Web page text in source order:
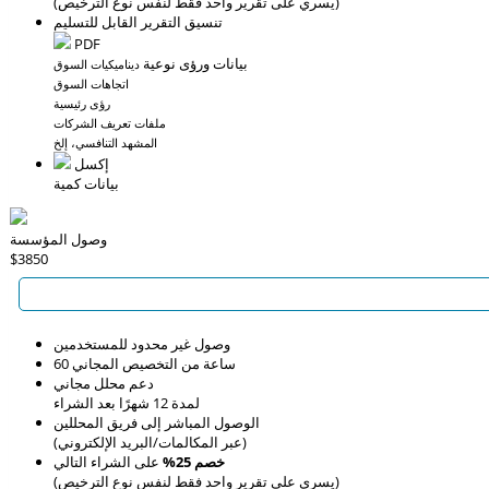
تنسيق التقرير القابل للتسليم
PDF
بيانات ورؤى نوعية ديناميكيات السوق
اتجاهات السوق
رؤى رئيسية
ملفات تعريف الشركات
المشهد التنافسي، إلخ
إكسل
بيانات كمية
وصول المؤسسة
$3850
وصول غير محدود للمستخدمين
60 ساعة من التخصيص المجاني
دعم محلل مجاني
لمدة 12 شهرًا بعد الشراء
الوصول المباشر إلى فريق المحللين
(عبر المكالمات/البريد الإلكتروني)
خصم 25%
على الشراء التالي
(يسري على تقرير واحد فقط لنفس نوع الترخيص)